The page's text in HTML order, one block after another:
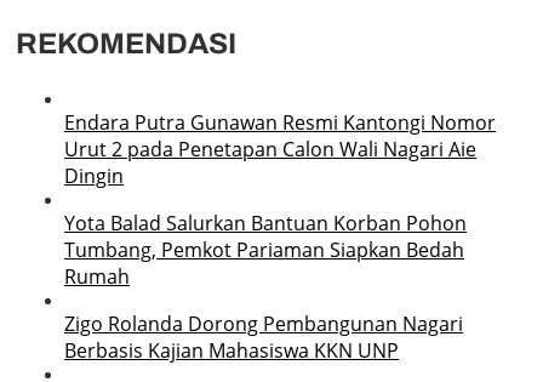
REKOMENDASI
Endara Putra Gunawan Resmi Kantongi Nomor
Urut 2 pada Penetapan Calon Wali Nagari Aie
Dingin
Yota Balad Salurkan Bantuan Korban Pohon
Tumbang, Pemkot Pariaman Siapkan Bedah
Rumah
Zigo Rolanda Dorong Pembangunan Nagari
Berbasis Kajian Mahasiswa KKN UNP